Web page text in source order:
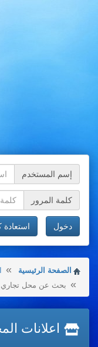
إسم المستخدم
كلمة المرور
دخول استعادة
الصفحة الرئيسية
بحث عن محل تجاري
اعلانات